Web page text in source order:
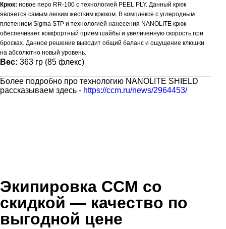
Крюк: новое перо RR-100 с технологией PEEL PLY. Данный крюк
является самым легким жестким крюком. В комплексе с углеродным
плетением Sigma STP и технологией нанесения NANOLITE крюк
обеспечивает комфортный прием шайбы и увеличенную скорость при
бросках. Данное решение выводит общий баланс и ощущение клюшки
на абсолютно новый уровень.
Вес: 363 гр (85 флекс)
Более подробно про технологию NANOLITE SHIELD
рассказываем здесь - https://ccm.ru/news/2964453/
Экипировка CCM со
скидкой — качество по
выгодной цене